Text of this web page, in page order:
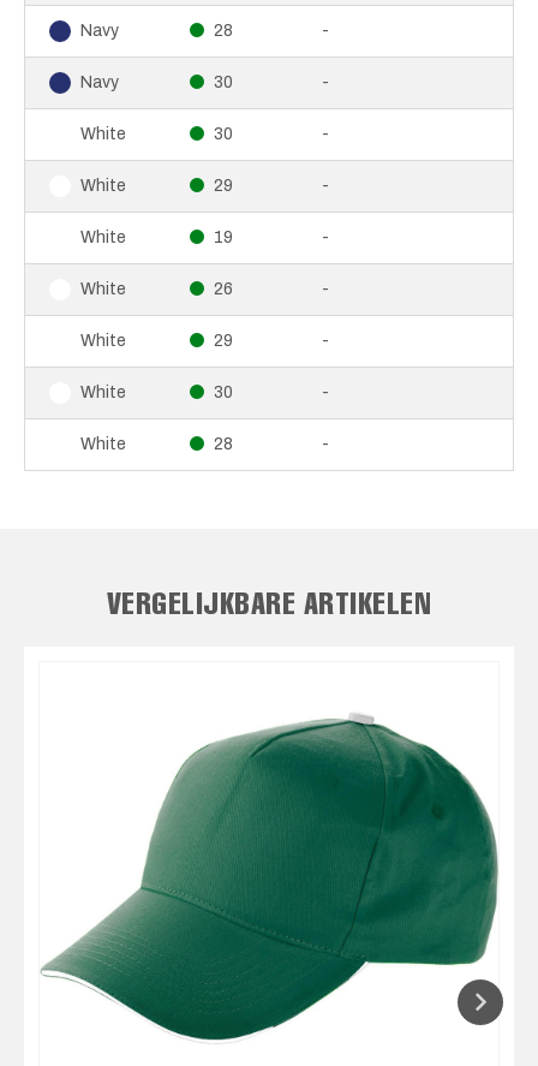
Navy 28 -
Navy 30 -
White 30 -
White 29 -
White 19 -
White 26 -
White 29 -
White 30 -
White 28 -
VERGELIJKBARE ARTIKELEN